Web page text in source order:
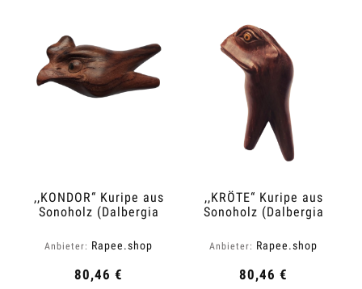
,,KONDOR“ Kuripe aus
Sonoholz (Dalbergia
Anbieter: Rapee.shop
80,46 €
,,KRÖTE“ Kuripe aus
Sonoholz (Dalbergia
Anbieter: Rapee.shop
80,46 €